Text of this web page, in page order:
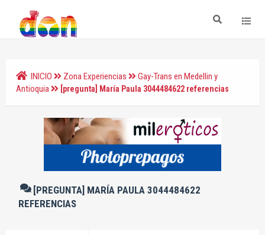
INICIO Zona Experiencias
Gay-Trans en Medellin y
Antioquia
[pregunta] María Paula 3044484622 referencias
[PREGUNTA] MARÍA PAULA 3044484622
REFERENCIAS